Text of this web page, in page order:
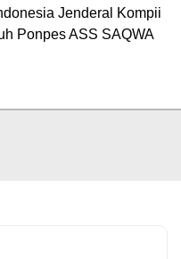
Jenderal Kompii
Ponpes ASS SAQWA